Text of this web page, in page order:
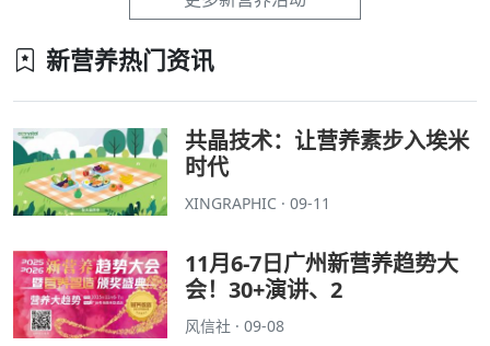
新营养热门资讯
共晶技术：让营养素步入埃米
时代
XINGRAPHIC · 09-11
11月6-7日广州新营养趋势大
会！30+演讲、2
风信社 · 09-08